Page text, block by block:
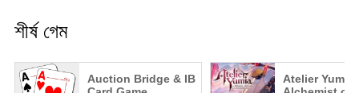
・যারা বিকল্প গার্লস 2 পছন্দ করেন
・মনস্টার কোম্পানি - যারা রিয়েল-টাইম নিষ্ক্রিয় প্রজনন সিমুলেশন পছন্দ
করেন
・রাজকুমারী সংযোগ! যারা Re:Dive পছন্দ করেন
শীর্ষ গেম
Auction Bridge & IB
Atelier